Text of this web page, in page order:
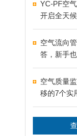
YC-PF空
开启全天
空气流向
答，新手
空气质量
移的7个实